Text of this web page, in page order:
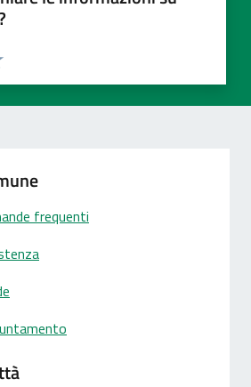
5 stelle su 5
stelle su 5
su 5
5
frequenti